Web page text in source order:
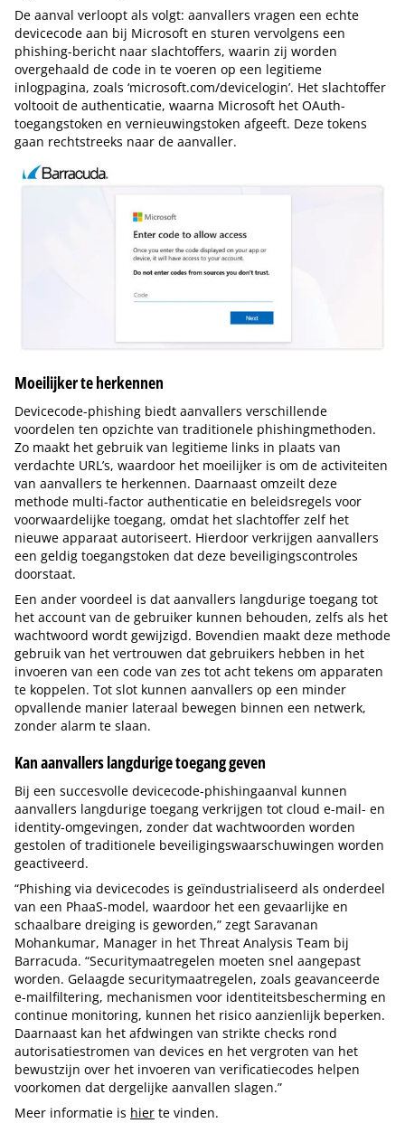
De aanval verloopt als volgt: aanvallers vragen een echte
devicecode aan bij Microsoft en sturen vervolgens een
phishing-bericht naar slachtoffers, waarin zij worden
overgehaald de code in te voeren op een legitieme
inlogpagina, zoals ‘microsoft.com/devicelogin’. Het slachtoffer
voltooit de authenticatie, waarna Microsoft het OAuth-
toegangstoken en vernieuwingstoken afgeeft. Deze tokens
gaan rechtstreeks naar de aanvaller.
Moeilijker te herkennen
Devicecode-phishing biedt aanvallers verschillende
voordelen ten opzichte van traditionele phishingmethoden.
Zo maakt het gebruik van legitieme links in plaats van
verdachte URL’s, waardoor het moeilijker is om de activiteiten
van aanvallers te herkennen. Daarnaast omzeilt deze
methode multi-factor authenticatie en beleidsregels voor
voorwaardelijke toegang, omdat het slachtoffer zelf het
nieuwe apparaat autoriseert. Hierdoor verkrijgen aanvallers
een geldig toegangstoken dat deze beveiligingscontroles
doorstaat.
Een ander voordeel is dat aanvallers langdurige toegang tot
het account van de gebruiker kunnen behouden, zelfs als het
wachtwoord wordt gewijzigd. Bovendien maakt deze methode
gebruik van het vertrouwen dat gebruikers hebben in het
invoeren van een code van zes tot acht tekens om apparaten
te koppelen. Tot slot kunnen aanvallers op een minder
opvallende manier lateraal bewegen binnen een netwerk,
zonder alarm te slaan.
Kan aanvallers langdurige toegang geven
Bij een succesvolle devicecode-phishingaanval kunnen
aanvallers langdurige toegang verkrijgen tot cloud e-mail- en
identity-omgevingen, zonder dat wachtwoorden worden
gestolen of traditionele beveiligingswaarschuwingen worden
geactiveerd.
“Phishing via devicecodes is geïndustrialiseerd als onderdeel
van een PhaaS-model, waardoor het een gevaarlijke en
schaalbare dreiging is geworden,” zegt Saravanan
Mohankumar, Manager in het Threat Analysis Team bij
Barracuda. “Securitymaatregelen moeten snel aangepast
worden. Gelaagde securitymaatregelen, zoals geavanceerde
e-mailfiltering, mechanismen voor identiteitsbescherming en
continue monitoring, kunnen het risico aanzienlijk beperken.
Daarnaast kan het afdwingen van strikte checks rond
autorisatiestromen van devices en het vergroten van het
bewustzijn over het invoeren van verificatiecodes helpen
voorkomen dat dergelijke aanvallen slagen.”
Meer informatie is hier te vinden.